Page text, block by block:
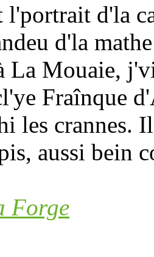
l'portrait d'la
d'la
La Mouaie,
Fraînque
les crannes.
aussi bein
Forge